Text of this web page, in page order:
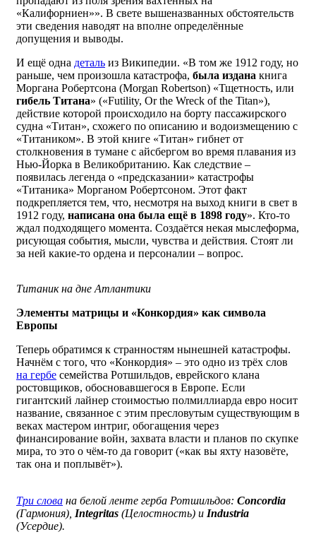
«Калифорниен»». В свете вышеназванных обстоятельств
эти сведения наводят на вполне определённые
допущения и выводы.
И ещё одна деталь из Википедии. «В том же 1912 году, но
раньше, чем произошла катастрофа, была издана книга
Моргана Робертсона (Morgan Robertson) «Тщетность, или
гибель Титана» («Futility, Or the Wreck of the Titan»),
действие которой происходило на борту пассажирского
судна «Титан», схожего по описанию и водоизмещению с
«Титаником». В этой книге «Титан» гибнет от
столкновения в тумане с айсбергом во время плавания из
Нью-Йорка в Великобританию. Как следствие –
появилась легенда о «предсказании» катастрофы
«Титаника» Морганом Робертсоном. Этот факт
подкрепляется тем, что, несмотря на выход книги в свет в
1912 году, написана она была ещё в 1898 году». Кто-то
ждал подходящего момента. Создаётся некая мыслеформа,
рисующая события, мысли, чувства и действия. Стоят ли
за ней какие-то ордена и персоналии – вопрос.
Титаник на дне Атлантики
Элементы матрицы и «Конкордия» как символа
Европы
Теперь обратимся к странностям нынешней катастрофы.
Начнём с того, что «Конкордия» – это одно из трёх слов
на гербе семейства Ротшильдов, еврейского клана
ростовщиков, обосновавшегося в Европе. Если
гигантский лайнер стоимостью полмиллиарда евро носит
название, связанное с этим пресловутым существующим в
веках мастером интриг, обогащения через
финансирование войн, захвата власти и планов по скупке
мира, то это о чём-то да говорит («как вы яхту назовёте,
так она и поплывёт»).
Три слова на белой ленте герба Ротшильдов: Concordia
(Гармония), Integritas (Целостность) и Industria
(Усердие).